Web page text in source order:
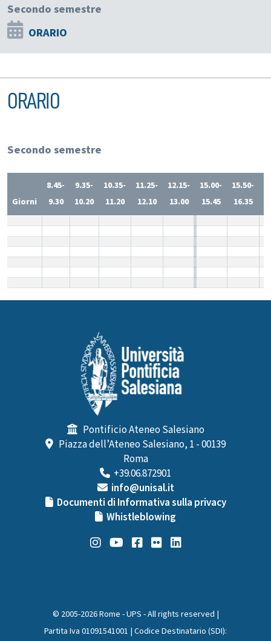
Secondo semestre
ORARIO
ORARIO
Secondo semestre
Giorni
8.45-
9.30
9.35-
10.20
10.35-
11.20
11.25-
12.10
12.15-
13.00
15.00-
15.45
15.50-
16.35
Pontificio Ateneo Salesiano
Piazza dell’Ateneo Salesiano, 1 - 00139
Roma
+39.06.872901
info@unisal.it
Documenti di Informativa sulla privacy
Whistleblowing
© 2005-2026 Rome - UPS - All rights reserved |
Partita Iva 01091541001 | Codice Destinatario (SDI):